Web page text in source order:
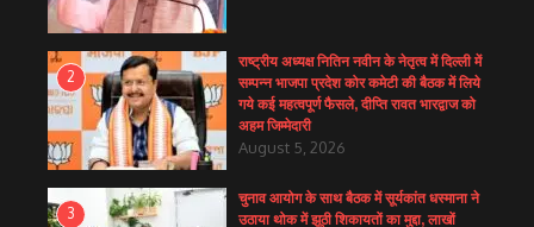
2
राष्ट्रीय अध्यक्ष नितिन नवीन के नेतृत्व में दिल्ली में
सम्पन्न भाजपा प्रदेश कोर कमेटी की बैठक में लिये
गये कई महत्वपूर्ण फैसले, दीप्ति रावत भारद्वाज को
अहम जिम्मेदारी
August 5, 2026
3
चुनाव आयोग के साथ बैठक में सूर्यकांत धस्माना ने
उठाया थोक में झूठी शिकायतों का मुद्दा, लाखों